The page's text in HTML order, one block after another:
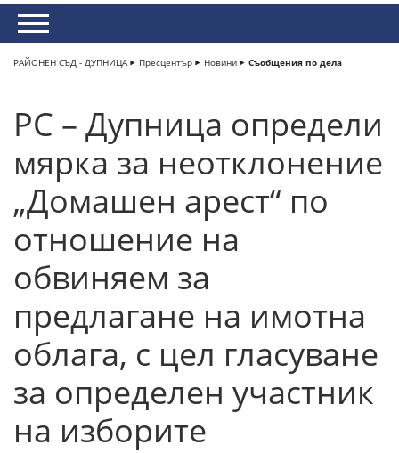
РАЙОНЕН СЪД - ДУПНИЦА Пресцентър Новини Съобщения по дела
РС – Дупница определи
мярка за неотклонение
„Домашен арест“ по
отношение на
обвиняем за
предлагане на имотна
облага, с цел гласуване
за определен участник
на изборите